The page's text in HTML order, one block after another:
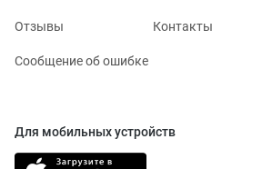
Отзывы Контакты
Сообщение об ошибке
Для мобильных устройств